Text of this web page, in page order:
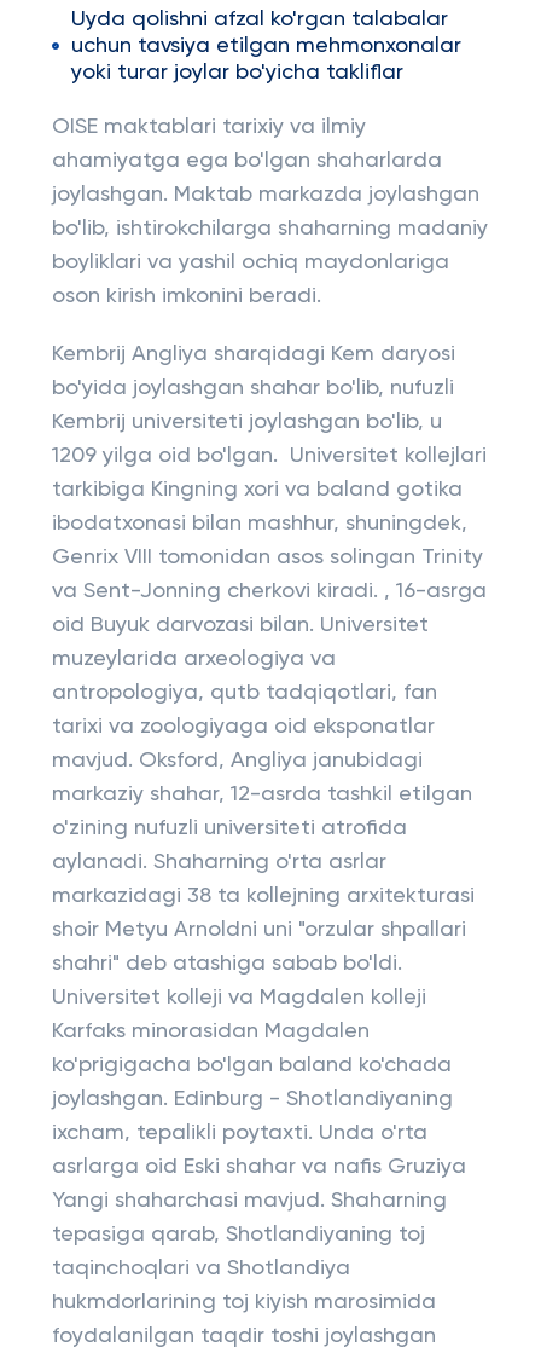
Uyda qolishni afzal ko'rgan talabalar
uchun tavsiya etilgan mehmonxonalar
yoki turar joylar bo'yicha takliflar
OISE maktablari tarixiy va ilmiy
ahamiyatga ega bo'lgan shaharlarda
joylashgan. Maktab markazda joylashgan
bo'lib, ishtirokchilarga shaharning madaniy
boyliklari va yashil ochiq maydonlariga
oson kirish imkonini beradi.
Kembrij Angliya sharqidagi Kem daryosi
bo'yida joylashgan shahar bo'lib, nufuzli
Kembrij universiteti joylashgan bo'lib, u
1209 yilga oid bo'lgan. Universitet kollejlari
tarkibiga Kingning xori va baland gotika
ibodatxonasi bilan mashhur, shuningdek,
Genrix VIII tomonidan asos solingan Trinity
va Sent-Jonning cherkovi kiradi. , 16-asrga
oid Buyuk darvozasi bilan. Universitet
muzeylarida arxeologiya va
antropologiya, qutb tadqiqotlari, fan
tarixi va zoologiyaga oid eksponatlar
mavjud. Oksford, Angliya janubidagi
markaziy shahar, 12-asrda tashkil etilgan
o'zining nufuzli universiteti atrofida
aylanadi. Shaharning o'rta asrlar
markazidagi 38 ta kollejning arxitekturasi
shoir Metyu Arnoldni uni "orzular shpallari
shahri" deb atashiga sabab bo'ldi.
Universitet kolleji va Magdalen kolleji
Karfaks minorasidan Magdalen
ko'prigigacha bo'lgan baland ko'chada
joylashgan. Edinburg - Shotlandiyaning
ixcham, tepalikli poytaxti. Unda o'rta
asrlarga oid Eski shahar va nafis Gruziya
Yangi shaharchasi mavjud. Shaharning
tepasiga qarab, Shotlandiyaning toj
taqinchoqlari va Shotlandiya
hukmdorlarining toj kiyish marosimida
foydalanilgan taqdir toshi joylashgan